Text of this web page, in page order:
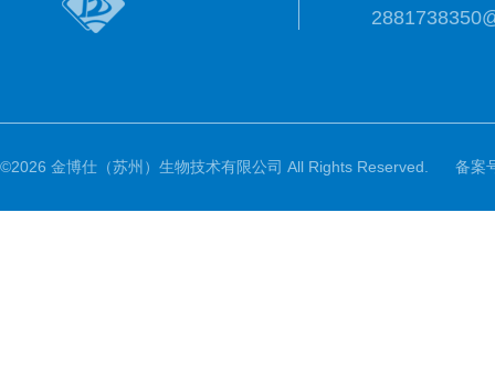
©2026 金博仕（苏州）生物技术有限公司 All Rights Reserved. 备案